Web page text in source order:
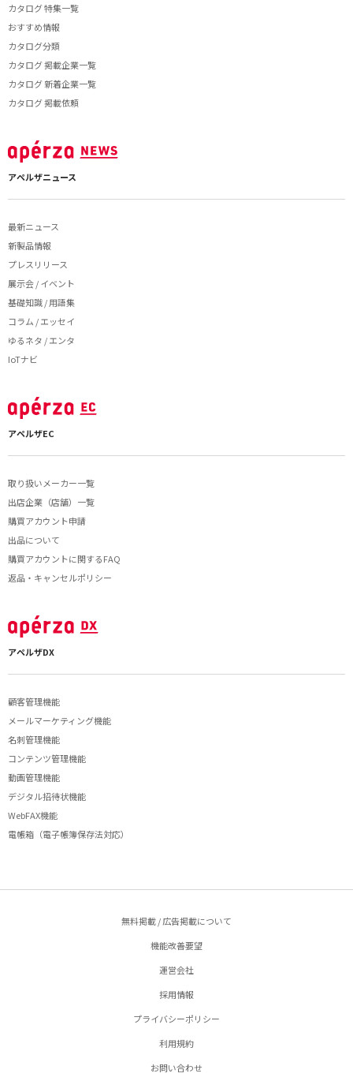
カタログ 特集一覧
おすすめ情報
カタログ分類
カタログ 掲載企業一覧
カタログ 新着企業一覧
カタログ 掲載依頼
アペルザニュース
最新ニュース
新製品情報
プレスリリース
展示会 / イベント
基礎知識 / 用語集
コラム / エッセイ
ゆるネタ / エンタ
IoTナビ
アペルザEC
取り扱いメーカー一覧
出店企業（店舗）一覧
購買アカウント申請
出品について
購買アカウントに関するFAQ
返品・キャンセルポリシー
アペルザDX
顧客管理機能
メールマーケティング機能
名刺管理機能
コンテンツ管理機能
動画管理機能
デジタル招待状機能
WebFAX機能
電帳箱（電子帳簿保存法対応）
無料掲載 / 広告掲載について
機能改善要望
運営会社
採用情報
プライバシーポリシー
利用規約
お問い合わせ